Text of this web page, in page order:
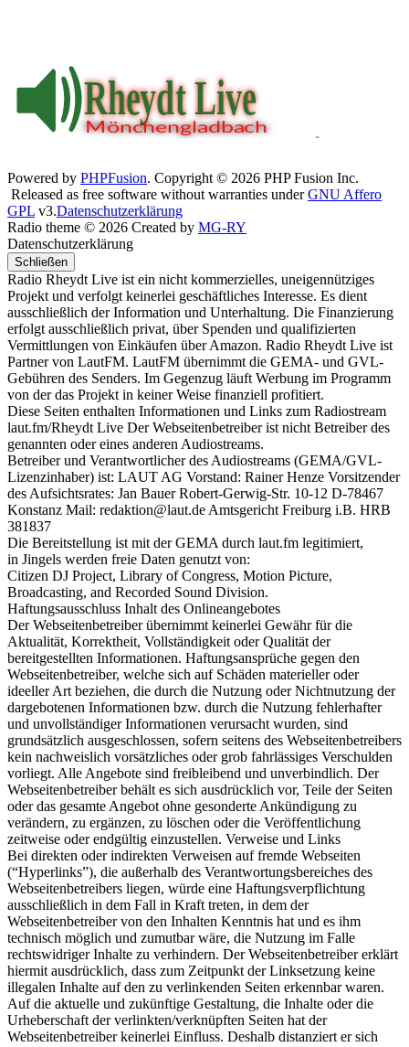
Powered by PHPFusion. Copyright © 2026 PHP Fusion Inc.
Released as free software without warranties underGNU Affero
GPL v3.Datenschutzerklärung
Radio theme © 2026 Created by MG-RY
Datenschutzerklärung
Schließen
Radio Rheydt Live ist ein nicht kommerzielles, uneigennütziges
Projekt und verfolgt keinerlei geschäftliches Interesse. Es dient
ausschließlich der Information und Unterhaltung. Die Finanzierung
erfolgt ausschließlich privat, über Spenden und qualifizierten
Vermittlungen von Einkäufen über Amazon. Radio Rheydt Live ist
Partner von LautFM. LautFM übernimmt die GEMA- und GVL-
Gebühren des Senders. Im Gegenzug läuft Werbung im Programm
von der das Projekt in keiner Weise finanziell profitiert.
Diese Seiten enthalten Informationen und Links zum Radiostream
laut.fm/Rheydt Live Der Webseitenbetreiber ist nicht Betreiber des
genannten oder eines anderen Audiostreams.
Betreiber und Verantwortlicher des Audiostreams (GEMA/GVL-
Lizenzinhaber) ist: LAUT AG Vorstand: Rainer Henze Vorsitzender
des Aufsichtsrates: Jan Bauer Robert-Gerwig-Str. 10-12 D-78467
Konstanz Mail: redaktion@laut.de Amtsgericht Freiburg i.B. HRB
381837
Die Bereitstellung ist mit der GEMA durch laut.fm legitimiert,
in Jingels werden freie Daten genutzt von:
Citizen DJ Project, Library of Congress, Motion Picture,
Broadcasting, and Recorded Sound Division.
Haftungsausschluss Inhalt des Onlineangebotes
Der Webseitenbetreiber übernimmt keinerlei Gewähr für die
Aktualität, Korrektheit, Vollständigkeit oder Qualität der
bereitgestellten Informationen. Haftungsansprüche gegen den
Webseitenbetreiber, welche sich auf Schäden materieller oder
ideeller Art beziehen, die durch die Nutzung oder Nichtnutzung der
dargebotenen Informationen bzw. durch die Nutzung fehlerhafter
und unvollständiger Informationen verursacht wurden, sind
grundsätzlich ausgeschlossen, sofern seitens des Webseitenbetreibers
kein nachweislich vorsätzliches oder grob fahrlässiges Verschulden
vorliegt. Alle Angebote sind freibleibend und unverbindlich. Der
Webseitenbetreiber behält es sich ausdrücklich vor, Teile der Seiten
oder das gesamte Angebot ohne gesonderte Ankündigung zu
verändern, zu ergänzen, zu löschen oder die Veröffentlichung
zeitweise oder endgültig einzustellen. Verweise und Links
Bei direkten oder indirekten Verweisen auf fremde Webseiten
(“Hyperlinks”), die außerhalb des Verantwortungsbereiches des
Webseitenbetreibers liegen, würde eine Haftungsverpflichtung
ausschließlich in dem Fall in Kraft treten, in dem der
Webseitenbetreiber von den Inhalten Kenntnis hat und es ihm
technisch möglich und zumutbar wäre, die Nutzung im Falle
rechtswidriger Inhalte zu verhindern. Der Webseitenbetreiber erklärt
hiermit ausdrücklich, dass zum Zeitpunkt der Linksetzung keine
illegalen Inhalte auf den zu verlinkenden Seiten erkennbar waren.
Auf die aktuelle und zukünftige Gestaltung, die Inhalte oder die
Urheberschaft der verlinkten/verknüpften Seiten hat der
Webseitenbetreiber keinerlei Einfluss. Deshalb distanziert er sich